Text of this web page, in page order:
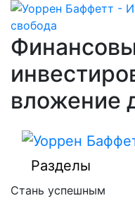
вложение
Разделы
Стань успешным